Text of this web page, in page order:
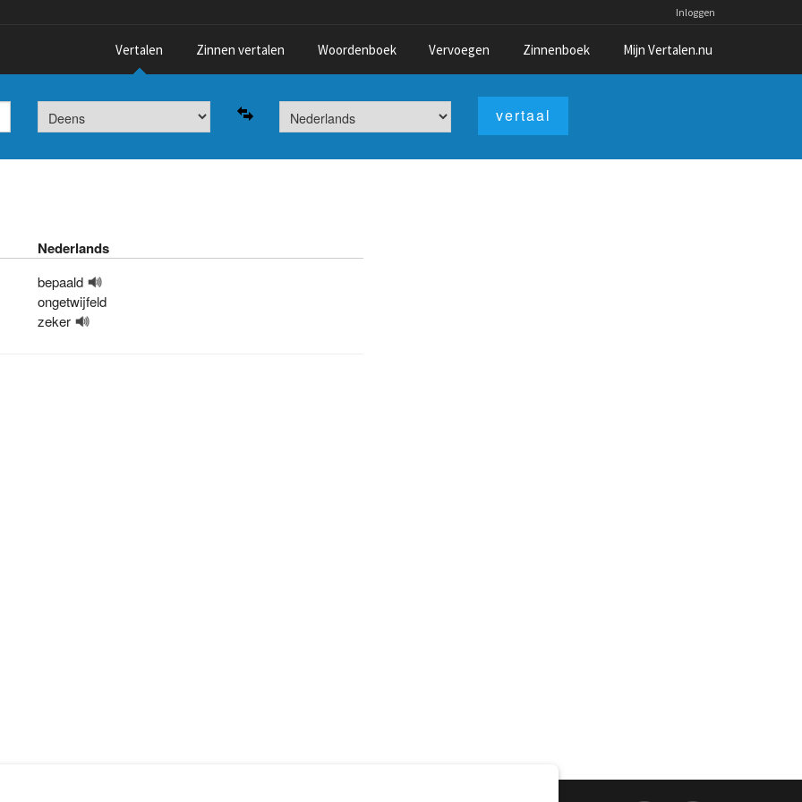
Inloggen
Vertalen Zinnen vertalen Woordenboek Vervoegen Zinnenboek Mijn Vertalen.nu
Nederlands
bepaald
ongetwijfeld
zeker